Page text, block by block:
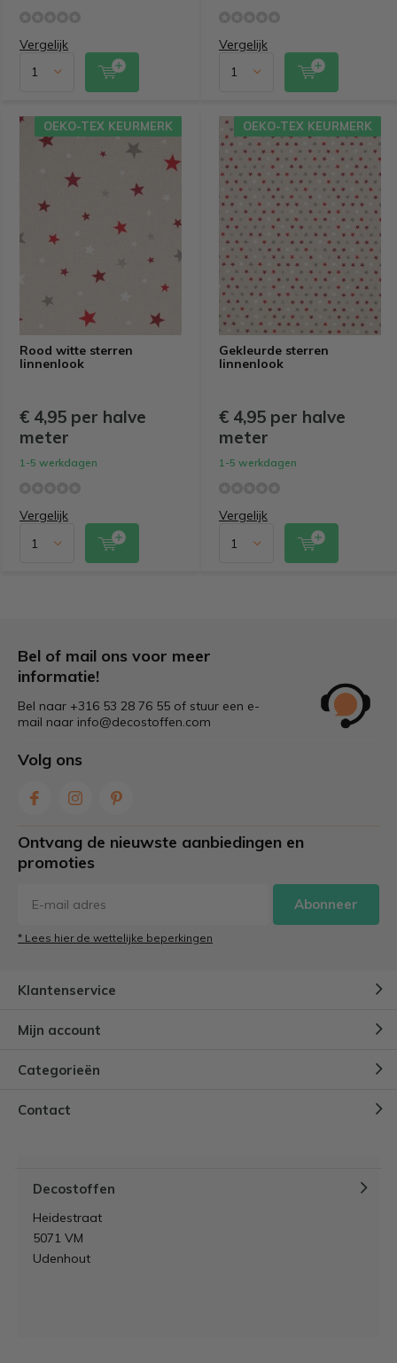
Vergelijk Vergelijk
Rood witte sterren
linnenlook
OEKO-TEX KEURMERK
€ 4,95 per halve
meter
1-5 werkdagen
Vergelijk
Gekleurde sterren
linnenlook
OEKO-TEX KEURMERK
€ 4,95 per halve
meter
1-5 werkdagen
Vergelijk
Bel of mail ons voor meer
informatie!
Bel naar +316 53 28 76 55 of stuur een e-
mail naar info@decostoffen.com
Volg ons
Ontvang de nieuwste aanbiedingen en
promoties
Abonneer
* Lees hier de wettelijke beperkingen
Klantenservice
Mijn account
Categorieën
Contact
Decostoffen
Heidestraat
5071 VM
Udenhout